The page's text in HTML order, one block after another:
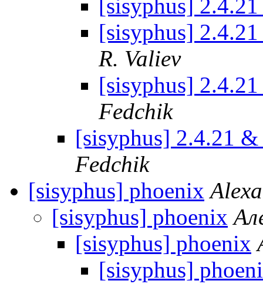
[sisyphus]
[sisyphus]
R. Valiev
[sisyphus]
Fedchik
[sisyphus] 2.4.21
Fedchik
[sisyphus] phoenix
[sisyphus] phoenix
[sisyphus] phoenix
[sisyphus]